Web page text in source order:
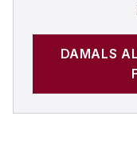
DAMALS